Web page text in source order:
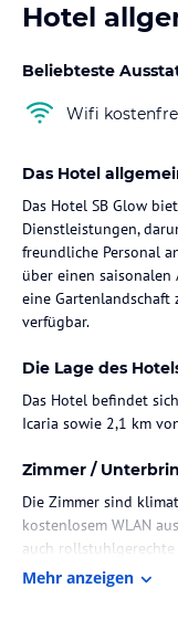
Hotel
Beliebteste
Wifi
Das Hotel
Das Hotel SB Glow
Dienstleistungen,
freundliche Personal
über einen saisonalen
eine
verfügbar.
Die Lage des
Das Hotel befindet
Icaria sowie 2,1 km
Zimmer /
Die Zimmer sind
kostenlosem WLAN
auch rollstuhlgerechte
Mehr anzeigen